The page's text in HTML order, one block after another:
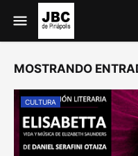
MOSTRANDO
CULTURA